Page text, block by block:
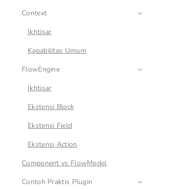
Context
Ikhtisar
Kapabilitas Umum
FlowEngine
Ikhtisar
Ekstensi Block
Ekstensi Field
Ekstensi Action
Component vs FlowModel
Contoh Praktis Plugin